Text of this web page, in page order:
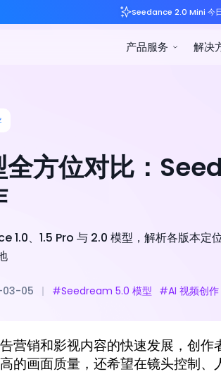
全方位对比：
1.0、1.5 Pro 与 2.0 模型，解析各版本
05 #Seedream 5.0 模型 #AI 视频创作
营销和影视内容的快速发展，创
的画面质量，还希望在镜头控制